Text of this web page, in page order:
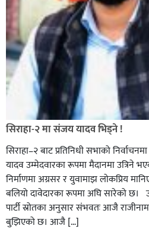
सिराहा-२ मा संजय यादव भिड्ने !
सिराहा–२ बाट प्रतिनिधी सभाको
यादव उम्मेदवारका रूपमा मैदानमा उत्रिने
निर्माणमा अग्रसर र युवामाझ लोकप्रिय
बलियो दावेदारका रूपमा अघि सारेको छ।
पार्टी स्रोतका अनुसार संभवतः आजै
बुझिएको छ। आजै […]